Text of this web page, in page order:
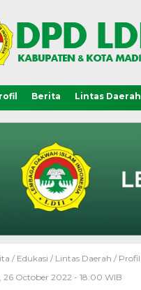
Berita Lintas Daerah
/ Edukasi / Lintas Daerah / Profil
26 October 2022 - 18:00 WIB